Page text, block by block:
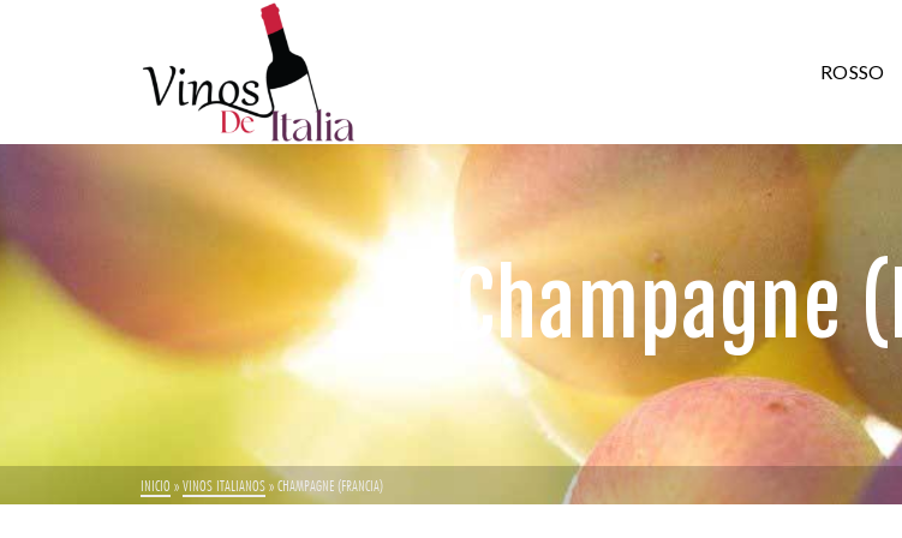
ROSSO
Champagne
INICIO »VINOS ITALIANOS»CHAMPAGNE (FRANCIA)